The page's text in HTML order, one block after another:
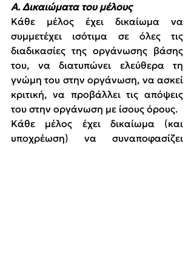
A. Δικαιώματα του μέλους
Κάθε μέλος έχει δικαίωμα να
συμμετέχει ισότιμα σε όλες τις
διαδικασίες της οργάνωσης βάσης
του, να διατυπώνει ελεύθερα τη
γνώμη του στην οργάνωση, να ασκεί
κριτική, να προβάλλει τις απόψεις
του στην οργάνωση με ίσους όρους.
Κάθε μέλος έχει δικαίωμα (και
υποχρέωση) να συναποφασίζει
ουσιαστικά και ολόπλευρα για τα